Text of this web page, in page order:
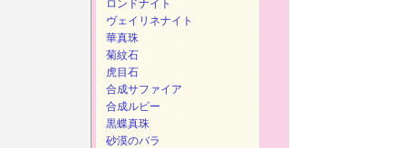
ロンドナイト
ヴェイリネナイト
華真珠
菊紋石
虎目石
合成サファイア
合成ルビー
黒蝶真珠
砂漠のバラ